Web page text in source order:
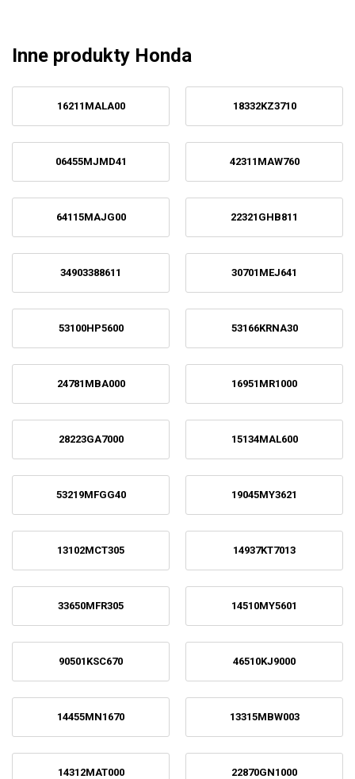
Inne produkty Honda
16211MALA00 18332KZ3710
06455MJMD41 42311MAW760
64115MAJG00 22321GHB811
34903388611 30701MEJ641
53100HP5600 53166KRNA30
24781MBA000 16951MR1000
28223GA7000 15134MAL600
53219MFGG40 19045MY3621
13102MCT305 14937KT7013
33650MFR305 14510MY5601
90501KSC670 46510KJ9000
14455MN1670 13315MBW003
14312MAT000 22870GN1000